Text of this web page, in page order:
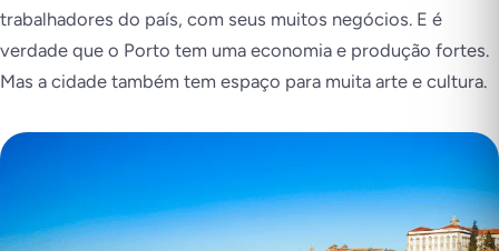
trabalhadores do país, com seus muitos negócios. E é
verdade que o Porto tem uma economia e produção fortes.
Mas a cidade também tem espaço para muita arte e cultura.